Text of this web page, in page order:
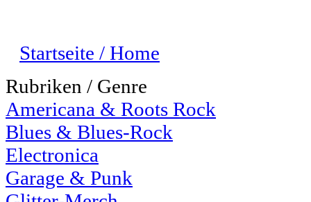
Startseite / Home
Rubriken / Genre
Americana & Roots Rock
Blues & Blues-Rock
Electronica
Garage & Punk